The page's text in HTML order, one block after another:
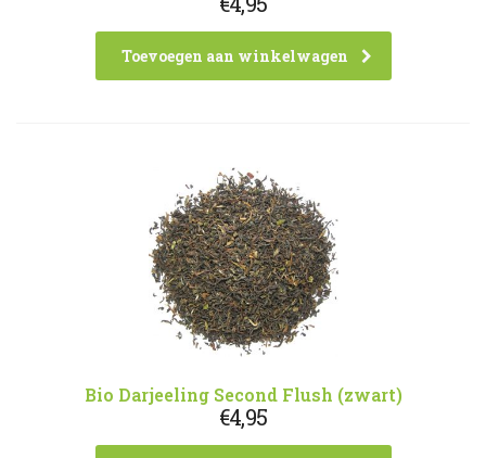
Toevoegen aan winkelwagen
Bio Darjeeling Second Flush (zwart)
€4,95